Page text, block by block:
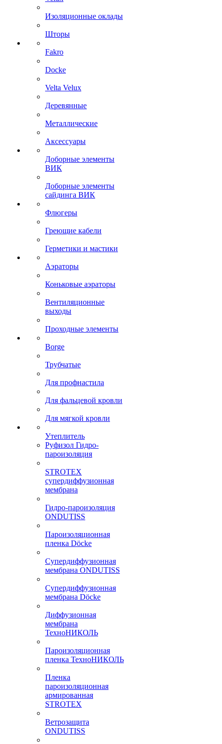
Изоляционные оклады
Шторы
Fakro
Docke
Velta Velux
Деревянные
Металлические
Аксессуары
Доборные элементы
ВИК
Доборные элементы
сайдинга ВИК
Флюгеры
Греющие кабели
Герметики и мастики
Аэраторы
Коньковые аэраторы
Вентиляционные
выходы
Проходные элементы
Borge
Трубчатые
Для профнастила
Для фальцевой кровли
Для мягкой кровли
Утеплитель
Руфизол Гидро-
пароизоляция
STROTEX
супердиффузионная
мембрана
Гидро-пароизоляция
ONDUTISS
Пароизоляционная
пленка Döcke
Супердиффузионная
мембрана ONDUTISS
Супердиффузионная
мембрана Döcke
Диффузионная
мембрана
ТехноНИКОЛЬ
Пароизоляционная
пленка ТехноНИКОЛЬ
Пленка
пароизоляционная
армированная
STROTEX
Ветрозащита
ONDUTISS